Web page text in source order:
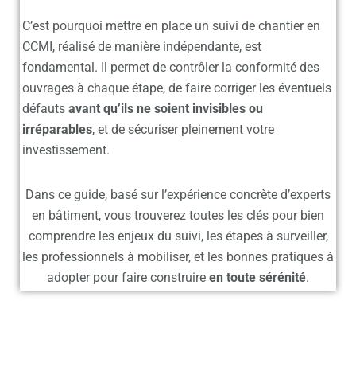
C’est pourquoi mettre en place un suivi de chantier en
CCMI , réalisé de manière indépendante, est
fondamental. Il permet de contrôler la conformité des
ouvrages à chaque étape, de faire corriger les éventuels
défauts avant qu’ils ne soient invisibles ou
irréparables, et de sécuriser pleinement votre
investissement.
Dans ce guide, basé sur l’expérience concrète d’experts
en bâtiment, vous trouverez toutes les clés pour bien
comprendre les enjeux du suivi, les étapes à surveiller,
les professionnels à mobiliser, et les bonnes pratiques à
adopter pour faire construire en toute sérénité.